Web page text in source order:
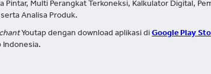
Pintar, Multi Perangkat Terkoneksi, Kalkulator Digital,
Analisa Produk.
Youtap dengan download aplikasi di Google Play
Indonesia.